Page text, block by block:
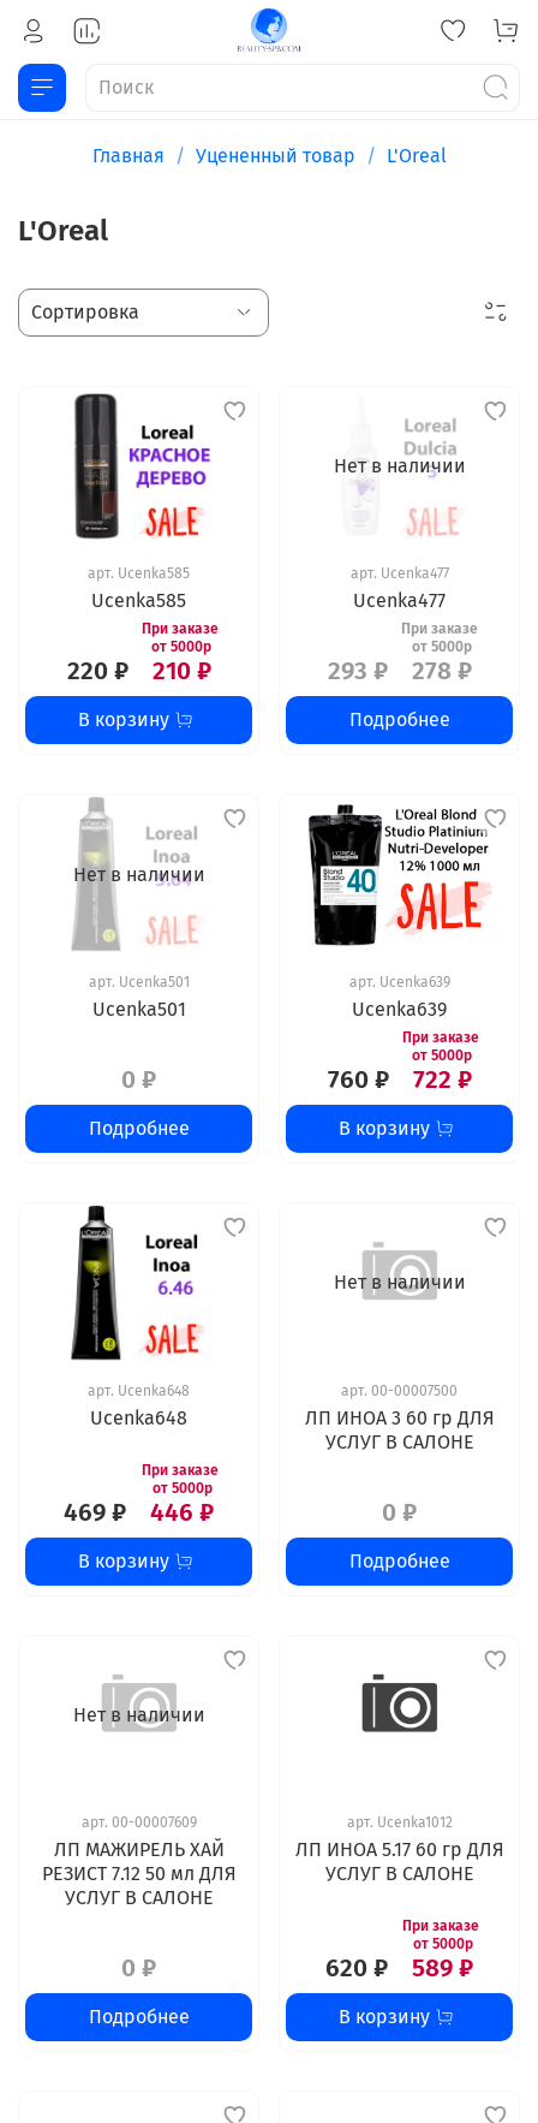
Главная Уцененный товар L'Oreal
L'Oreal
арт. Ucenka585
Ucenka585
220 ₽ 210 ₽
В корзину
Нет в наличии
арт. Ucenka477
Ucenka477
293 ₽ 278 ₽
Подробнее
Нет в наличии
арт. Ucenka501
Ucenka501
0 ₽
Подробнее
арт. Ucenka639
Ucenka639
760 ₽ 722 ₽
В корзину
арт. Ucenka648
Ucenka648
469 ₽ 446 ₽
В корзину
Нет в наличии
арт. 00-00007500
ЛП ИНОА 3 60 гр ДЛЯ
УСЛУГ В САЛОНЕ
0 ₽
Подробнее
Нет в наличии
арт. 00-00007609
ЛП МАЖИРЕЛЬ ХАЙ
РЕЗИСT 7.12 50 мл ДЛЯ
УСЛУГ В САЛОНЕ
0 ₽
Подробнее
арт. Ucenka1012
ЛП ИНОА 5.17 60 гр ДЛЯ
УСЛУГ В САЛОНЕ
620 ₽ 589 ₽
В корзину